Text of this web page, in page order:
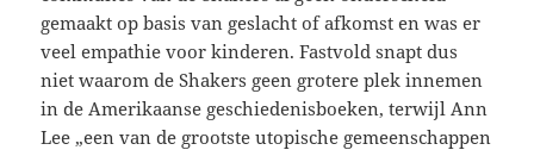
gemaakt op basis van geslacht of afkomst en was er
veel empathie voor kinderen. Fastvold snapt dus
niet waarom de Shakers geen grotere plek innemen
in de Amerikaanse geschiedenisboeken, terwijl Ann
Lee „een van de grootste utopische gemeenschappen